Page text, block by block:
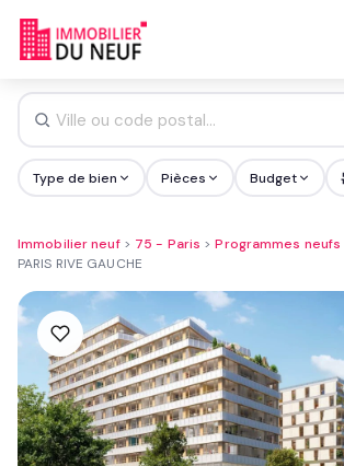
Type de bien Pièces Budget
Immobilier neuf> 75 - Paris >Programmes neufs
PARIS RIVE GAUCHE